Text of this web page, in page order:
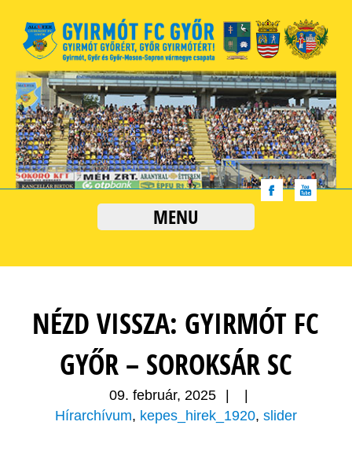
MENU
NÉZD VISSZA: GYIRMÓT FC
GYŐR – SOROKSÁR SC
09. február, 2025
Hírarchívum, kepes_hirek_1920, slider